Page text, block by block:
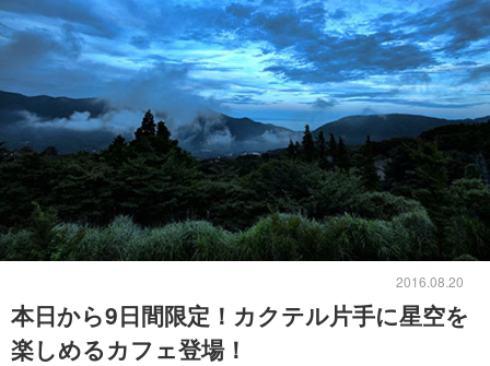
2016.08.20
本日から9日間限定！カクテル片手に星空を
楽しめるカフェ登場！